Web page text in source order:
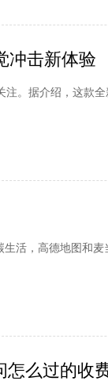
冲击新体验
。据介绍，这款
活，高德地图和
怎么过的收